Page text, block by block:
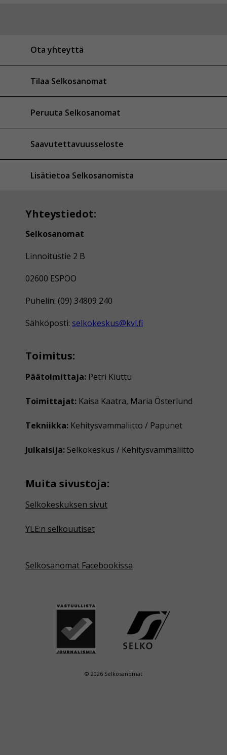
Ota yhteyttä
Tilaa Selkosanomat
Peruuta Selkosanomat
Saavutettavuusseloste
Lisätietoa Selkosanomista
Yhteystiedot:
Selkosanomat
Linnoitustie 2 B
02600 ESPOO
Puhelin: (09) 34809 240
Sähköposti: selkokeskus@kvl.fi
Toimitus:
Päätoimittaja: Petri Kiuttu
Toimittajat: Kaisa Kaatra, Maria Österlund
Tekniikka: Kehitysvammaliitto / Papunet
Julkaisija: Selkokeskus / Kehitysvammaliitto
Muita sivustoja:
Selkokeskuksen sivut
YLE:n selkouutiset
Selkosanomat Facebookissa
© 2026 Selkosanomat